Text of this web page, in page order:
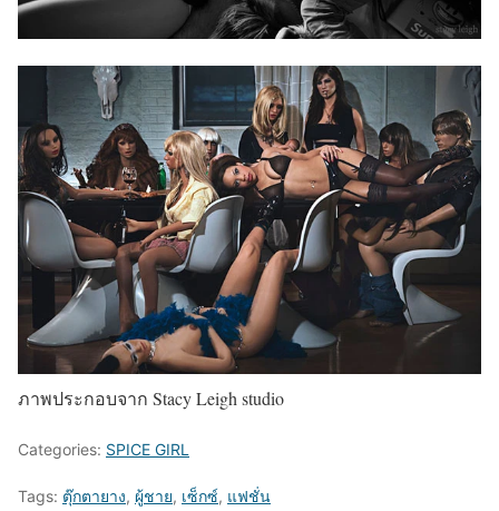
ภาพประกอบจาก Stacy Leigh studio
Categories: SPICE GIRL
Tags: ตุ๊กตายาง, ผู้ชาย, เซ็กซ์, แฟชั่น